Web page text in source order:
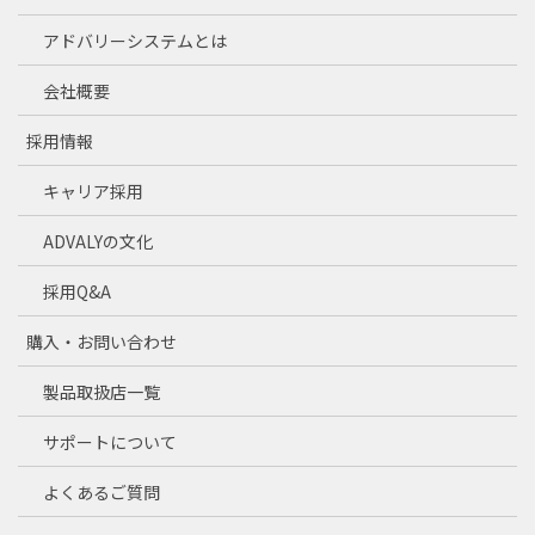
アドバリーシステムとは
会社概要
採用情報
キャリア採用
ADVALYの文化
採用Q&A
購入・お問い合わせ
製品取扱店一覧
サポートについて
よくあるご質問